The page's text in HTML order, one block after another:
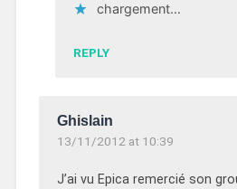
chargement…
REPLY
Ghislain
13/11/2012 at 10:39
J’ai vu Epica remercié son